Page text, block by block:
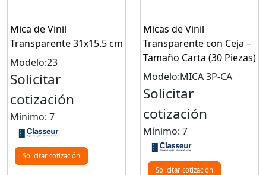
Mica de Vinil
Transparente 31x15.5 cm
Modelo:23
Solicitar
cotización
Mínimo: 7
Solicitar cotización
Micas de Vinil
Transparente con Ceja –
Tamaño Carta (30 Piezas)
Modelo:MICA 3P-CA
Solicitar
cotización
Mínimo: 7
Solicitar cotización